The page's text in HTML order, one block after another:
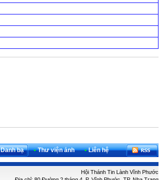
Danh bạ • Thư viện ảnh • Liên hệ
Hội Thánh Tin Lành Vĩnh Phước